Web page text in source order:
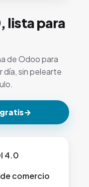
lista para
de Odoo para
día, sin pelearte
→
4.0
comercio